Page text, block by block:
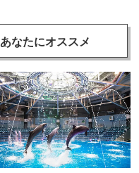
あなたにオススメ